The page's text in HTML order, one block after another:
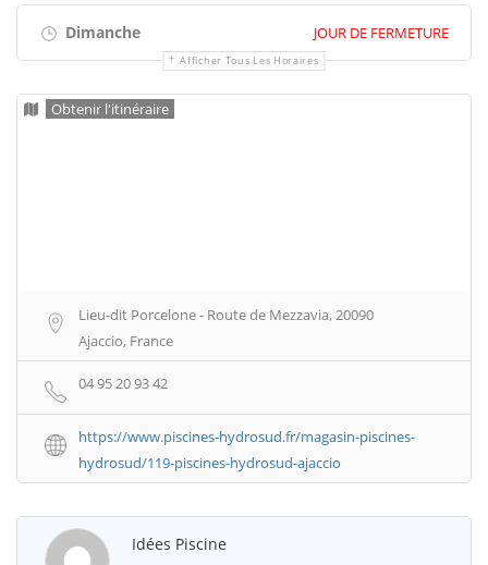
Dimanche JOUR DE FERMETURE
Afficher Tous Les Horaires
Obtenir l'itinéraire
Lieu-dit Porcelone - Route de Mezzavia, 20090
Ajaccio, France
04 95 20 93 42
https://www.piscines-hydrosud.fr/magasin-piscines-
hydrosud/119-piscines-hydrosud-ajaccio
Idées Piscine